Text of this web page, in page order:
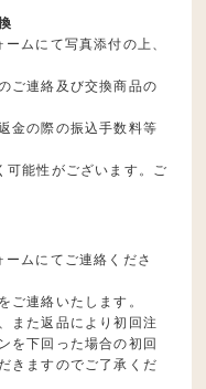
ムにて写真添付の上、
ご連絡及び交換商品の
金の際の振込手数料等
能性がございます。ご
ムにてご連絡くださ
ご連絡いたします。
また返品により初回注
を下回った場合の初回
きますのでご了承くだ